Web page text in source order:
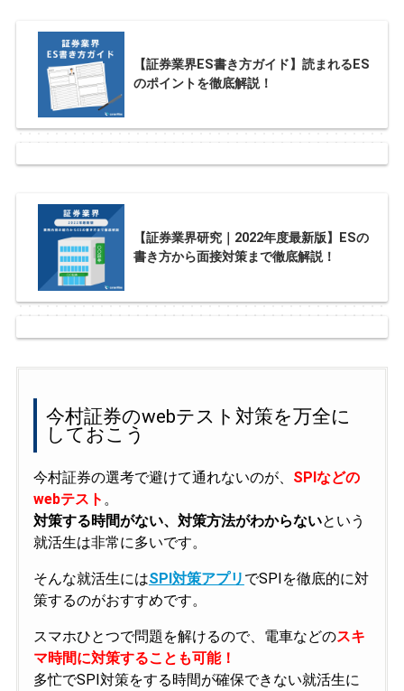
【証券業界ES書き方ガイド】読まれるES
のポイントを徹底解説！
【証券業界研究｜2022年度最新版】ESの
書き方から面接対策まで徹底解説！
今村証券のwebテスト対策を万全に
しておこう
今村証券の選考で避けて通れないのが、 SPIなどの
webテスト 。
対策する時間がない、対策方法がわからないという
就活生は非常に多いです。
そんな就活生にはSPI対策アプリ でSPIを徹底的に対
策するのがおすすめです。
スマホひとつで問題を解けるので、電車などのスキ
マ時間に対策することも可能！
多忙でSPI対策をする時間が確保できない就活生に